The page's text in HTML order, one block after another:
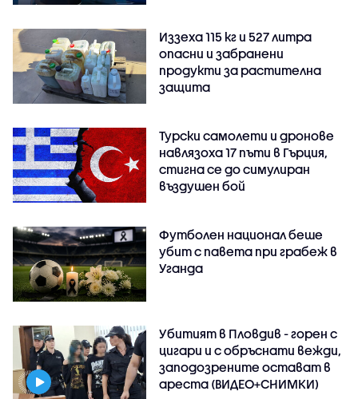
Иззеха 115 кг и 527 литра
опасни и забранени
продукти за растителна
защита
Турски самолети и дронове
навлязоха 17 пъти в Гърция,
стигна се до симулиран
въздушен бой
Футболен национал беше
убит с павета при грабеж в
Уганда
Убитият в Пловдив - горен с
цигари и с обръснати вежди,
заподозрените остават в
ареста (ВИДЕО+СНИМКИ)